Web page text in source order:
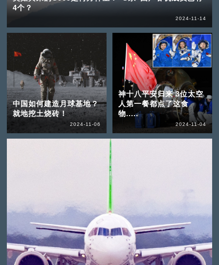
4个？
2024-11-14
中国如何建造月球基地？
就地挖土烧砖！
2024-11-06
神十八平安归来 3位太空
人第一餐都点了这食
物.....
2024-11-04